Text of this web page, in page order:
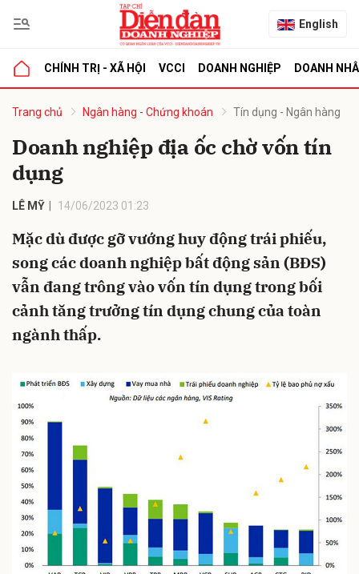
English
CHÍNH TRỊ - XÃ HỘI VCCI DOANH NGHIỆP DOANH
Trang chủ Ngân hàng - Chứng khoán Tín dụng - Ngân hàng
Doanh nghiệp địa ốc chờ vốn tín
dụng
LÊ MỸ 14/06/2023 01:23
Mặc dù được gỡ vướng huy động trái phiếu,
song các doanh nghiệp bất động sản (BĐS)
vẫn đang trông vào vốn tín dụng trong bối
cảnh tăng trưởng tín dụng chung của toàn
ngành thấp.
luận
Hủy